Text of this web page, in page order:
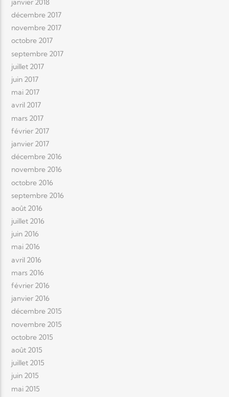
janvier 2018
décembre 2017
novembre 2017
octobre 2017
septembre 2017
juillet 2017
juin 2017
mai 2017
avril 2017
mars 2017
février 2017
janvier 2017
décembre 2016
novembre 2016
octobre 2016
septembre 2016
août 2016
juillet 2016
juin 2016
mai 2016
avril 2016
mars 2016
février 2016
janvier 2016
décembre 2015
novembre 2015
octobre 2015
août 2015
juillet 2015
juin 2015
mai 2015